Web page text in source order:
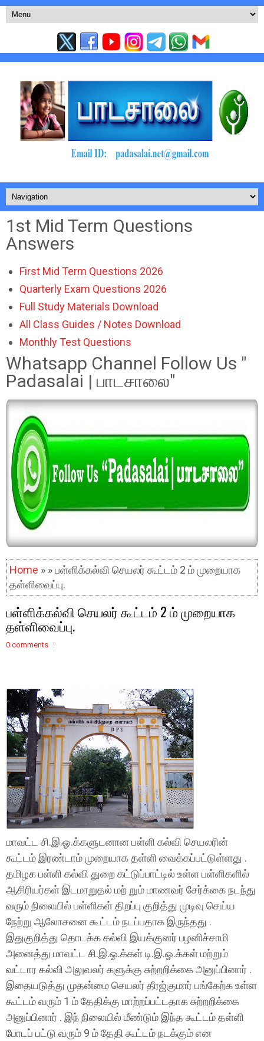
1st Mid Term Questions
Answers
First Mid Term Questions 2026
Quarterly Exam Questions 2026
Full Study Materials Download
All Class Guides / Notes Download
Monthly Test Questions
Whatsapp Channel Follow Us "
Padasalai | பாடசாலை"
Home » » பள்ளிக்கல்வி செயலர் கூட்டம் 2 ம் முறையாக
தள்ளிவைப்பு.
பள்ளிக்கல்வி செயலர் கூட்டம் 2 ம் முறையாக
தள்ளிவைப்பு.
0 comments
மாவட்ட சி.இ.ஓ.க்களுடனான பள்ளி கல்வி செயலரின்
கூட்டம் இரண்டாம் முறையாக தள்ளி வைக்கப்பட்டுள்ளது .
தமிழக பள்ளி கல்வி துறை கட்டுப்பாட்டில் உள்ள பள்ளிகளில்
ஆசிரியர்கள் இடமாறுதல் மற் றும் மாணவர் சேர்க்கை நடந்து
வரும் நிலையில் பள்ளிகள் திறப்பு குறித்து முடிவு செய்ய
நேற்று ஆலோசனை கூட்டம் நடப்பதாக இருந்தது .
இதுகுறித்து தொடக்க கல்வி இயக்குனர் பழனிச்சாமி
அனைத்து மாவட்ட சி.இ.ஓ.க்கள் டி.இ.ஓ.க்கள் மற்றும்
வட்டார கல்வி அலுவலர் களுக்கு சுற்றறிக்கை அனுப்பினார் .
இதையடுத்து முதன்மை செயலர் தீரஜ்குமார் பங்கேற்க உள்ள
கூட்டம் வரும் 1 ம் தேதிக்கு மாற்றப்பட்டதாக சுற்றறிக்கை
அனுப்பினார் . இந் நிலையில் மீண்டும் இந்த கூட்டம் தள்ளி
போடப் பட்டு வரும் 9 ம் தேதி கூட்டம் நடக்கும் என